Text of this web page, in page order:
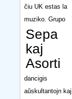
ĉiu UK estas la
muziko. Grupo
Sepa
kaj
Asorti
dancigis
aŭskultantojn kaj